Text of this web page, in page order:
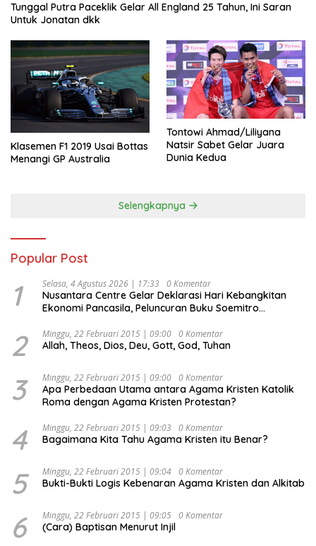
Tunggal Putra Paceklik Gelar All England 25 Tahun, Ini Saran
Untuk Jonatan dkk
Klasemen F1 2019 Usai Bottas
Menangi GP Australia
Tontowi Ahmad/Liliyana
Natsir Sabet Gelar Juara
Dunia Kedua
Selengkapnya
Popular Post
1 Selasa, 4 Agustus 2026 | 17:33 0 Komentar
Nusantara Centre Gelar Deklarasi Hari Kebangkitan
Ekonomi Pancasila, Peluncuran Buku Soemitro
Ekonomi Politik Indonesia) & Simposium Nasional
“Urgensi Undang-Undang Perekonomian Nasional dan
Indonesia Emas 2045”,
2 Minggu, 22 Februari 2015 | 09:00 0 Komentar
Allah, Theos, Dios, Deu, Gott, God, Tuhan
3 Minggu, 22 Februari 2015 | 09:00 0 Komentar
Apa Perbedaan Utama antara Agama Kristen Katolik
Roma dengan Agama Kristen Protestan?
4 Minggu, 22 Februari 2015 | 09:03 0 Komentar
Bagaimana Kita Tahu Agama Kristen itu Benar?
5 Minggu, 22 Februari 2015 | 09:04 0 Komentar
Bukti-Bukti Logis Kebenaran Agama Kristen dan Alkitab
6 Minggu, 22 Februari 2015 | 09:05 0 Komentar
(Cara) Baptisan Menurut Injil